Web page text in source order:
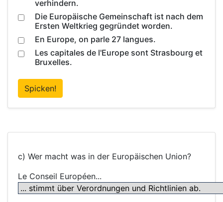
verhindern.
Die Europäische Gemeinschaft ist nach dem
Ersten Weltkrieg gegründet worden.
En Europe, on parle 27 langues.
Les capitales de l'Europe sont Strasbourg et
Bruxelles.
Spicken!
c) Wer macht was in der Europäischen Union?
Le Conseil Européen...